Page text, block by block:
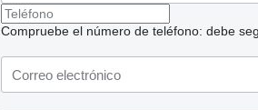
Compruebe el número de teléfono: debe